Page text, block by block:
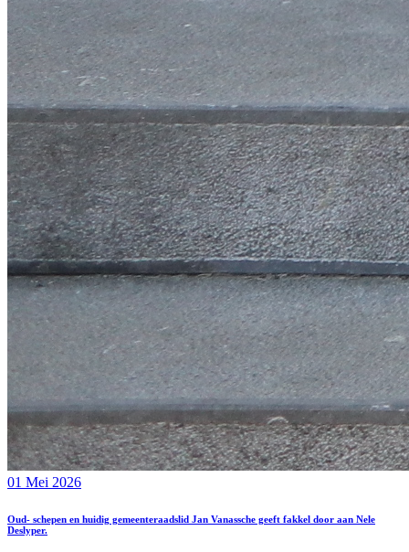
01 Mei 2026
Oud- schepen en huidig gemeenteraadslid Jan Vanassche geeft fakkel door aan Nele
Deslyper.